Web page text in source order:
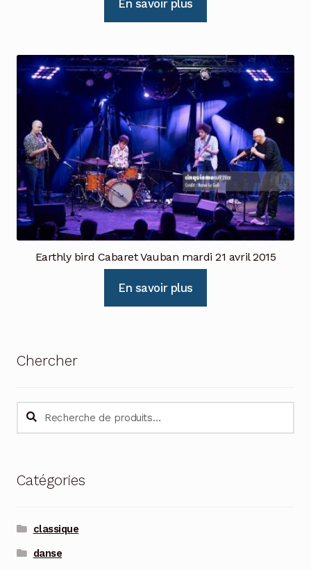
En savoir plus
Earthly bird Cabaret Vauban mardi 21 avril 2015
En savoir plus
Chercher
Recherche
pour :
Recherche
Catégories
classique
danse